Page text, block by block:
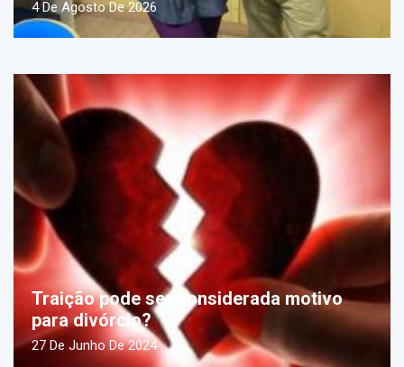
4 De Agosto De 2026
Traição pode ser considerada motivo
para divórcio?
27 De Junho De 2024